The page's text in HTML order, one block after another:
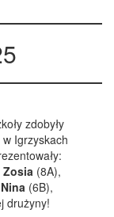
zdobyły
Igrzyskach
Zosia (8A),
Nina (6B),
drużyny!